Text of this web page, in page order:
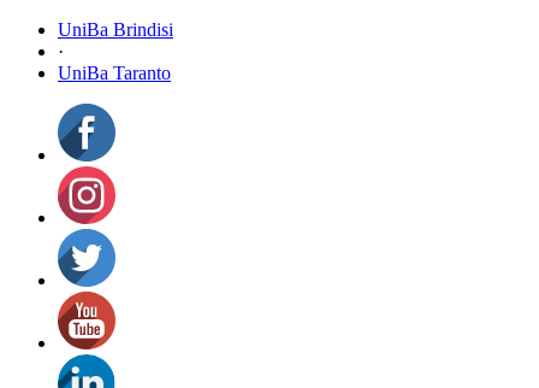
UniBa Brindisi
·
UniBa Taranto